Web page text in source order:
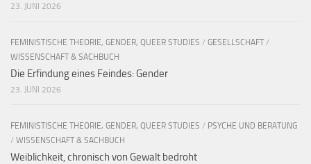
23. JUNI 2026
FEMINISTISCHE THEORIE, GENDER, QUEER STUDIES / GESELLSCHAFT /
WISSENSCHAFT & SACHBUCH
Die Erfindung eines Feindes: Gender
23. JUNI 2026
FEMINISTISCHE THEORIE, GENDER, QUEER STUDIES / PSYCHE UND BERATUNG
/ WISSENSCHAFT & SACHBUCH
Weiblichkeit, chronisch von Gewalt bedroht